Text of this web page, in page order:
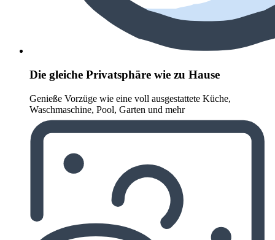
Die gleiche Privatsphäre wie zu Hause
Genieße Vorzüge wie eine voll ausgestattete Küche,
Waschmaschine, Pool, Garten und mehr